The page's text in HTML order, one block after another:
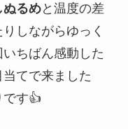
ぬるめと温度の差
しながらゆっく
ちばん感動した
当てで来ました
です👍